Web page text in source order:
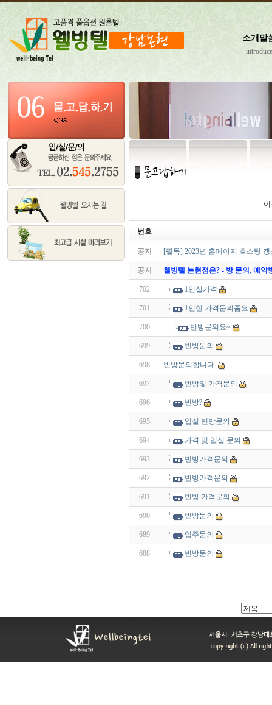
소개말
번호
공지 [필독] 2023년 홈페이지 호스팅
공지 웰빙텔 논현점은? - 방 문의, 예약
702 1인실가격
701 1인실 가격문의좀요
700 빈방문의요~
699 빈방문의
698 빈방문의합니다.
697 빈방및 가격문의
696 빈방?
695 입실 빈방문의
694 가격 및 입실 문의
693 빈방가격문의
692 빈방가격문의
691 빈방 가격문의
690 빈방문의
689 입주문의
688 빈방문의